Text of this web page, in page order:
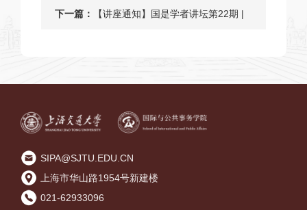
学院政治学学术讲座
下一篇： 【讲座通知】国是学者讲坛第22期 |
SIPA@SJTU.EDU.CN
上海市华山路1954号新建楼
021-62933096